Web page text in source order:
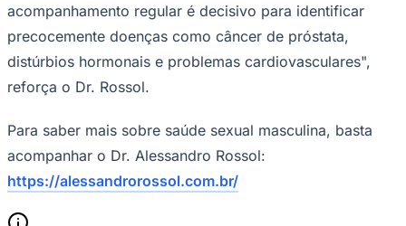
São Paulo
acompanhamento regular é decisivo para identificar
precocemente doenças como câncer de próstata,
distúrbios hormonais e problemas cardiovasculares",
reforça o Dr. Rossol.
Para saber mais sobre saúde sexual masculina, basta
acompanhar o Dr. Alessandro Rossol:
https://alessandrorossol.com.br/